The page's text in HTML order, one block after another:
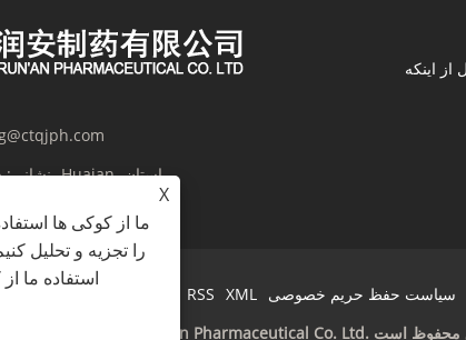
نشانی:
اینکه
RSS XML
سیاست حفظ حریم خصوصی
X
ما از کوکی ها
را تجزیه و تحلیل
استفاده ما